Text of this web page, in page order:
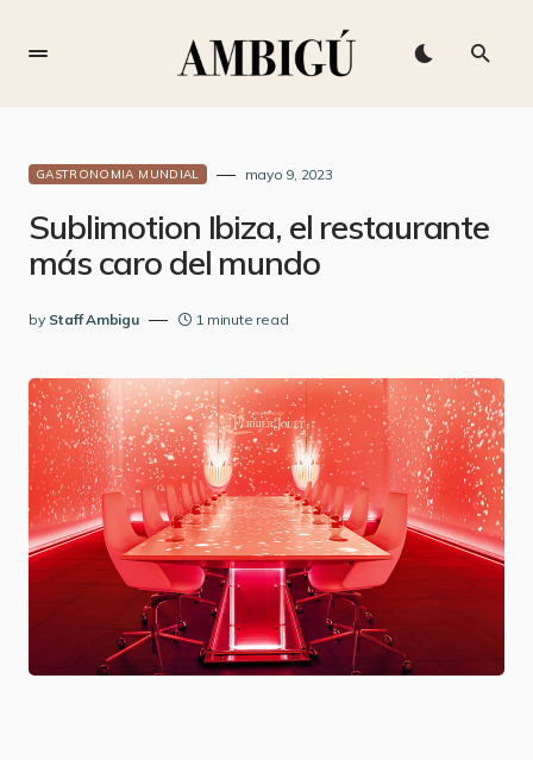
GASTRONOMIA MUNDIAL mayo 9, 2023
Sublimotion Ibiza, el restaurante
más caro del mundo
by Staff Ambigu 1 minute read